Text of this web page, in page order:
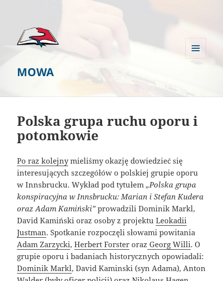
MOWA
Polska grupa ruchu oporu i
potomkowie
Po raz kolejnymieliśmy okazję dowiedzieć się
interesujących szczegółów o polskiej grupie oporu
w Innsbrucku.Wykład pod tytułem„Polska grupa
konspiracyjna w Innsbrucku: Marian i Stefan Kudera
oraz Adam Kamiński” prowadzili Dominik Markl,
David Kamiński oraz osoby z projektuLeokadii
Justman. Spotkanie rozpoczęli słowami powitania
Adam Zarzycki,Herbert Forster oraz Georg Willi.O
grupie oporu ibadaniach historycznych opowiadali:
Dominik Markl, David Kaminski (syn Adama), Anton